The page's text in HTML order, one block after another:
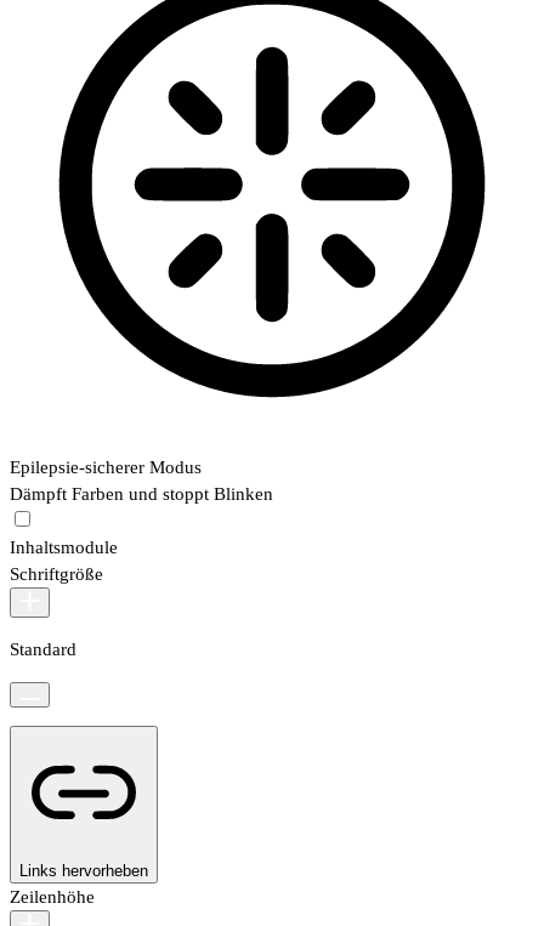
Epilepsie-sicherer Modus
Dämpft Farben und stoppt Blinken
Inhaltsmodule
Schriftgröße
Standard
Links hervorheben
Zeilenhöhe